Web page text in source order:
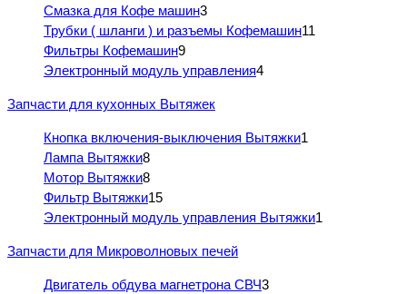
Смазка для Кофе машин3
Трубки ( шланги ) и разъемы Кофемашин11
Фильтры Кофемашин9
Электронный модуль управления4
Запчасти для кухонных Вытяжек
Кнопка включения-выключения Вытяжки1
Лампа Вытяжки8
Мотор Вытяжки8
Фильтр Вытяжки15
Электронный модуль управления Вытяжки1
Запчасти для Микроволновых печей
Двигатель обдува магнетрона СВЧ3